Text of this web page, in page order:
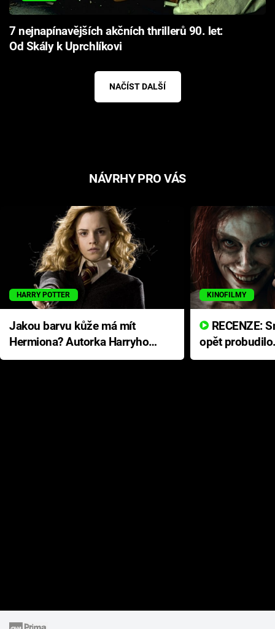
7 nejnapínavějších akčních thrillerů 90. let:
Od Skály k Uprchlíkovi
NAČÍST DALŠÍ
NÁVRHY PRO VÁS
HARRY POTTER
Jakou barvu kůže má mít
Hermiona? Autorka Harryho
Pottera přišla s ráznou
KINOFILMY
opět
přichází s